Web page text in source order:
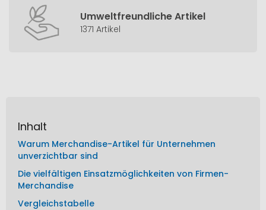
Umweltfreundliche Artikel
1371 Artikel
Inhalt
Warum Merchandise-Artikel für Unternehmen
unverzichtbar sind
Die vielfältigen Einsatzmöglichkeiten von Firmen-
Merchandise
Vergleichstabelle